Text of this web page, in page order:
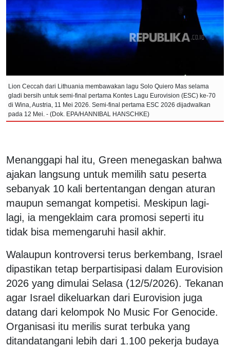
Lion Ceccah dari Lithuania membawakan lagu Solo Quiero Mas selama
gladi bersih untuk semi-final pertama Kontes Lagu Eurovision (ESC) ke-70
di Wina, Austria, 11 Mei 2026. Semi-final pertama ESC 2026 dijadwalkan
pada 12 Mei. - (Dok. EPA/HANNIBAL HANSCHKE)
Menanggapi hal itu, Green menegaskan bahwa
ajakan langsung untuk memilih satu peserta
sebanyak 10 kali bertentangan dengan aturan
maupun semangat kompetisi. Meskipun lagi-
lagi, ia mengeklaim cara promosi seperti itu
tidak bisa memengaruhi hasil akhir.
Walaupun kontroversi terus berkembang, Israel
dipastikan tetap berpartisipasi dalam Eurovision
2026 yang dimulai Selasa (12/5/2026). Tekanan
agar Israel dikeluarkan dari Eurovision juga
datang dari kelompok No Music For Genocide.
Organisasi itu merilis surat terbuka yang
ditandatangani lebih dari 1.100 pekerja budaya